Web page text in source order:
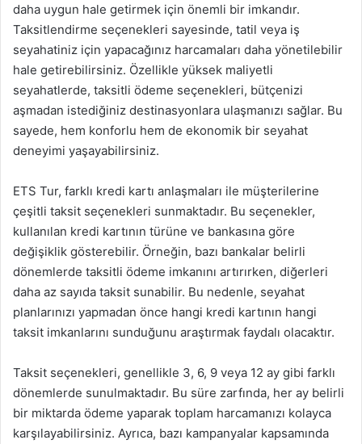
daha uygun hale getirmek için önemli bir imkandır.
Taksitlendirme seçenekleri sayesinde, tatil veya iş
seyahatiniz için yapacağınız harcamaları daha yönetilebilir
hale getirebilirsiniz. Özellikle yüksek maliyetli
seyahatlerde, taksitli ödeme seçenekleri, bütçenizi
aşmadan istediğiniz destinasyonlara ulaşmanızı sağlar. Bu
sayede, hem konforlu hem de ekonomik bir seyahat
deneyimi yaşayabilirsiniz.
ETS Tur, farklı kredi kartı anlaşmaları ile müşterilerine
çeşitli taksit seçenekleri sunmaktadır. Bu seçenekler,
kullanılan kredi kartının türüne ve bankasına göre
değişiklik gösterebilir. Örneğin, bazı bankalar belirli
dönemlerde taksitli ödeme imkanını artırırken, diğerleri
daha az sayıda taksit sunabilir. Bu nedenle, seyahat
planlarınızı yapmadan önce hangi kredi kartının hangi
taksit imkanlarını sunduğunu araştırmak faydalı olacaktır.
Taksit seçenekleri, genellikle 3, 6, 9 veya 12 ay gibi farklı
dönemlerde sunulmaktadır. Bu süre zarfında, her ay belirli
bir miktarda ödeme yaparak toplam harcamanızı kolayca
karşılayabilirsiniz. Ayrıca, bazı kampanyalar kapsamında